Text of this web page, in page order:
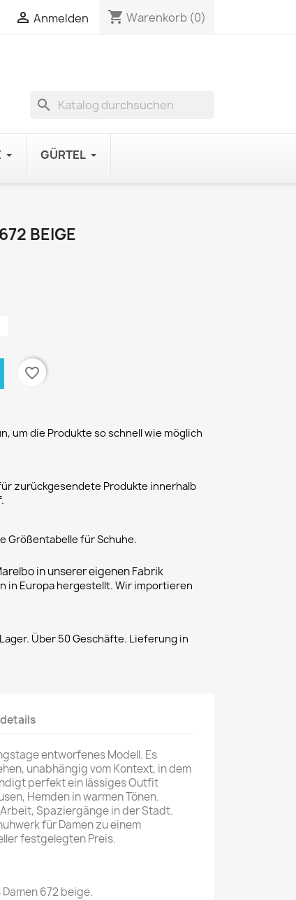
 Anmelden shopping_cart Warenkorb (0)
search
GÜRTEL
BEIGE
favorite_border
um die Produkte so schnell wie möglich
zurückgesendete Produkte innerhalb
Größentabelle für Schuhe.
in unserer eigenen Fabrik
in Europa hergestellt. Wir importieren
Über 50 Geschäfte. Lieferung in
entworfenes Modell. Es
unabhängig vom Kontext, in dem
perfekt ein lässiges Outfit
Hemden in warmen Tönen.
Spaziergänge in der Stadt.
für Damen zu einem
festgelegten Preis.
672 beige.